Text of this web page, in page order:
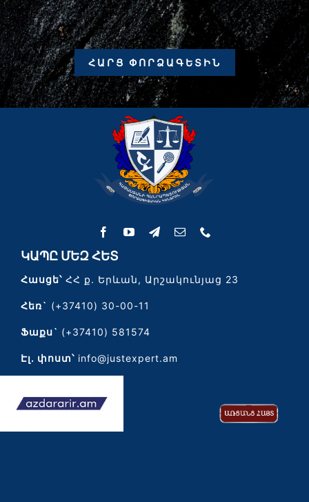
ՀԱՐՑ ՓՈՐՁԱԳԵՏԻՆ
ԿԱՊԸ ՄԵԶ ՀԵՏ
Հասցե՝ՀՀ ք. Երևան, Արշակունյաց 23
Հեռ` (+37410) 30-00-11
Ֆաքս` (+37410) 581574
Էլ․ փոստ՝ info@justexpert.am